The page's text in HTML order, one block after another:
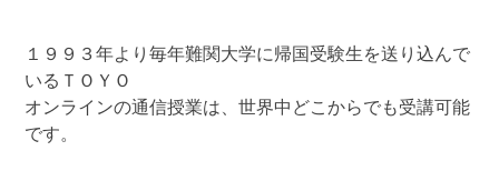
１９９３年より毎年難関大学に帰国受験生を送り込んで
いるＴＯＹＯ
オンラインの通信授業は、世界中どこからでも受講可能
です。